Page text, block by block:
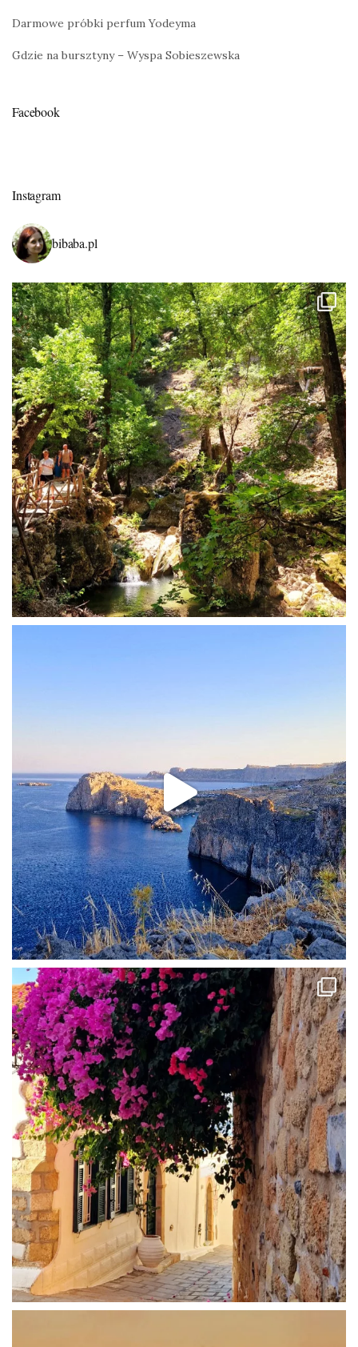
Darmowe próbki perfum Yodeyma
Gdzie na bursztyny – Wyspa Sobieszewska
Facebook
Instagram
bibaba.pl